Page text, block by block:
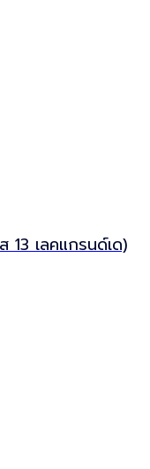
เลคแกรนด์เด)